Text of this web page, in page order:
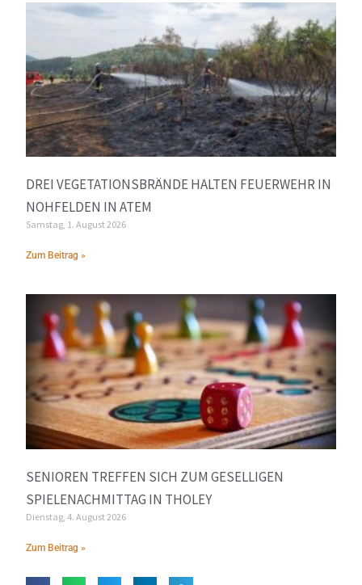
DREI VEGETATIONSBRÄNDE HALTEN FEUERWEHR IN
NOHFELDEN IN ATEM
Samstag, 1. August 2026
Zum Beitrag »
SENIOREN TREFFEN SICH ZUM GESELLIGEN
SPIELENACHMITTAG IN THOLEY
Dienstag, 4. August 2026
Zum Beitrag »